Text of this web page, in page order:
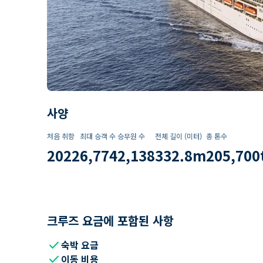
사양
처음 취항
2022
최대 승객 수
6,774
승무원 수
2,138
전체 길이 (미터)
332.8m
총 톤수
205,700
크루즈 요금에 포함된 사항
check숙박 요금
check 이동 비용